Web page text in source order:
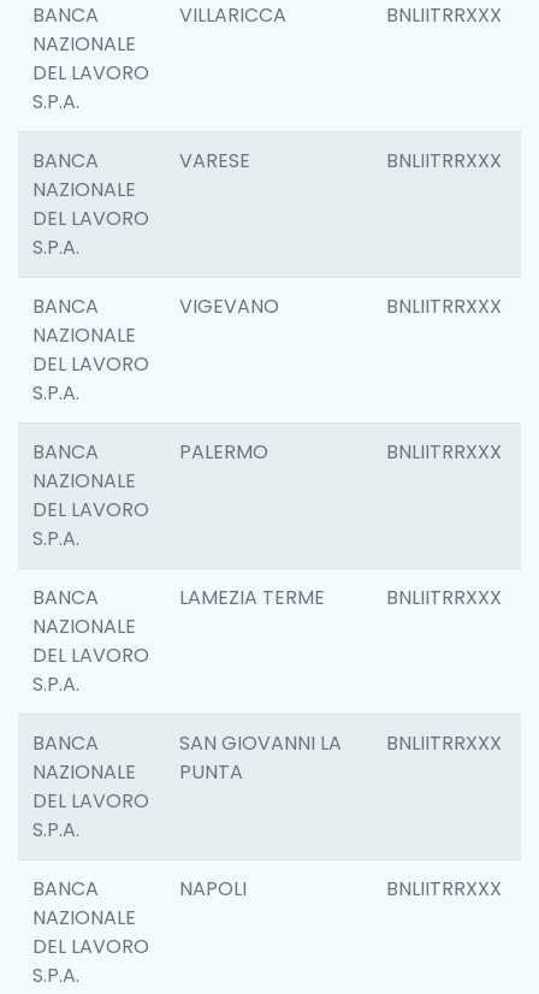
BANCA
NAZIONALE
DEL LAVORO
S.P.A.
VILLARICCA BNLIITRRXXX
BANCA
NAZIONALE
DEL LAVORO
S.P.A.
VARESE BNLIITRRXXX
BANCA
NAZIONALE
DEL LAVORO
S.P.A.
VIGEVANO BNLIITRRXXX
BANCA
NAZIONALE
DEL LAVORO
S.P.A.
PALERMO BNLIITRRXXX
BANCA
NAZIONALE
DEL LAVORO
S.P.A.
LAMEZIA TERME BNLIITRRXXX
BANCA
NAZIONALE
DEL LAVORO
S.P.A.
SAN GIOVANNI LA
PUNTA
BNLIITRRXXX
BANCA
NAZIONALE
DEL LAVORO
S.P.A.
NAPOLI BNLIITRRXXX